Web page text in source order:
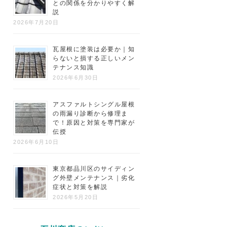
との関係を分かりやすく解
説
2026年7月20日
瓦屋根に塗装は必要か｜知
らないと損する正しいメン
テナンス知識
2026年6月30日
アスファルトシングル屋根
の雨漏り診断から修理ま
で！原因と対策を専門家が
伝授
2026年6月10日
東京都品川区のサイディン
グ外壁メンテナンス｜劣化
症状と対策を解説
2026年5月20日